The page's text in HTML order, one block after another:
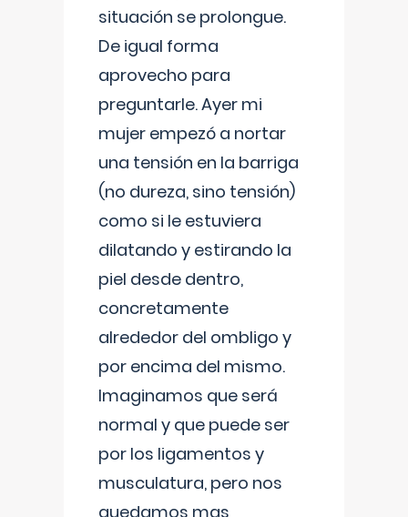
situación se prolongue.
De igual forma
aprovecho para
preguntarle. Ayer mi
mujer empezó a nortar
una tensión en la barriga
(no dureza, sino tensión)
como si le estuviera
dilatando y estirando la
piel desde dentro,
concretamente
alrededor del ombligo y
por encima del mismo.
Imaginamos que será
normal y que puede ser
por los ligamentos y
musculatura, pero nos
quedamos mas